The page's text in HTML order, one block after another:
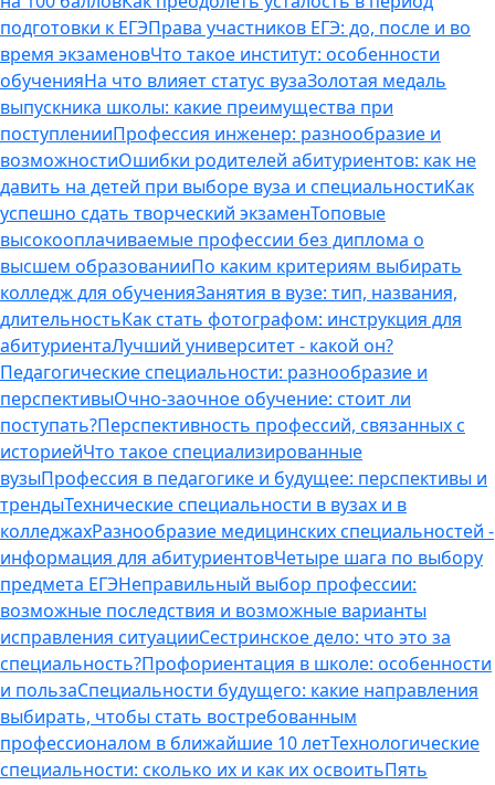
подготовки к ЕГЭПрава участников ЕГЭ: до, после и во
время экзаменовЧто такое институт: особенности
обученияНа что влияет статус вузаЗолотая медаль
выпускника школы: какие преимущества при
поступленииПрофессия инженер: разнообразие и
возможностиОшибки родителей абитуриентов: как не
давить на детей при выборе вуза и специальностиКак
успешно сдать творческий экзаменТоповые
высокооплачиваемые профессии без диплома о
высшем образованииПо каким критериям выбирать
колледж для обученияЗанятия в вузе: тип, названия,
длительностьКак стать фотографом: инструкция для
абитуриентаЛучший университет - какой он?
Педагогические специальности: разнообразие и
перспективыОчно-заочное обучение: стоит ли
поступать?Перспективность профессий, связанных с
историейЧто такое специализированные
вузыПрофессия в педагогике и будущее: перспективы и
трендыТехнические специальности в вузах и в
колледжахРазнообразие медицинских специальностей -
информация для абитуриентовЧетыре шага по выбору
предмета ЕГЭНеправильный выбор профессии:
возможные последствия и возможные варианты
исправления ситуацииСестринское дело: что это за
специальность?Профориентация в школе: особенности
и пользаСпециальности будущего: какие направления
выбирать, чтобы стать востребованным
профессионалом в ближайшие 10 летТехнологические
специальности: сколько их и как их освоитьПять